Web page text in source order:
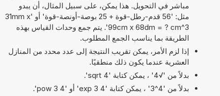
مباشر في التحويل. هذا يمكن، على سبيل المثال، أن يبدو
مثل: '56 قدم-رطل-قوة + 25 بوصة-أونصة-قوة' أو '31mm x
99cm x 68dm = ? cm^3'. يتم جمع وحدات القياس بهذه
الطريقة بما يناسب الجمع المطلوب.
إذا لزم الأمر، يمكن تقريب النتيجة إلى عدد محدد من المنازل
العشرية عندما يكون ذلك منطقيًا.
بدلاً من '√4' ، يمكن كتابة 'sqrt 4'.
بدلاً من '4^3' ، يمكن كتابة '4 exp 3' أو '4 pow 3'.